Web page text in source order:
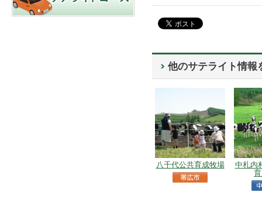
他のサテライト情報
八千代公共育成牧場
中札内